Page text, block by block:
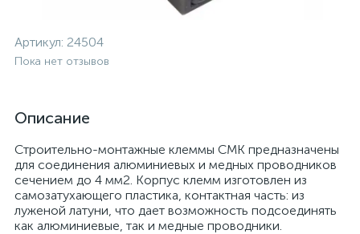
Артикул: 24504
Пока нет отзывов
Описание
Строительно-монтажные клеммы СМК предназначены
для соединения алюминиевых и медных проводников
сечением до 4 мм2. Корпус клемм изготовлен из
самозатухающего пластика, контактная часть: из
луженой латуни, что дает возможность подсоединять
как алюминиевые, так и медные проводники.